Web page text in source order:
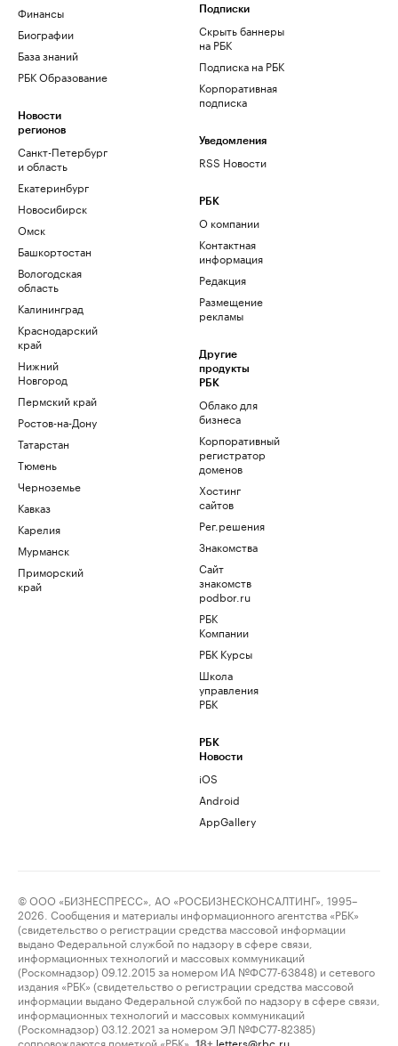
Финансы
Биографии
База знаний
РБК Образование
Новости
регионов
Санкт-Петербург
и область
Екатеринбург
Новосибирск
Омск
Башкортостан
Вологодская
область
Калининград
Краснодарский
край
Нижний
Новгород
Пермский край
Ростов-на-Дону
Татарстан
Тюмень
Черноземье
Кавказ
Карелия
Мурманск
Приморский
край
Подписки
Скрыть баннеры
на РБК
Подписка на РБК
Корпоративная
подписка
Уведомления
RSS Новости
РБК
О компании
Контактная
информация
Редакция
Размещение
рекламы
Другие
продукты
РБК
Облако для
бизнеса
Корпоративный
регистратор
доменов
Хостинг
сайтов
Рег.решения
Знакомства
Сайт
знакомств
podbor.ru
РБК
Компании
РБК Курсы
Школа
управления
РБК
РБК
Новости
iOS
Android
AppGallery
© ООО «БИЗНЕСПРЕСС», АО «РОСБИЗНЕСКОНСАЛТИНГ», 1995–
2026. Сообщения и материалы информационного агентства «РБК»
(свидетельство о регистрации средства массовой информации
выдано Федеральной службой по надзору в сфере связи,
информационных технологий и массовых коммуникаций
(Роскомнадзор) 09.12.2015 за номером ИА №ФС77-63848) и сетевого
издания «РБК» (свидетельство о регистрации средства массовой
информации выдано Федеральной службой по надзору в сфере связи,
информационных технологий и массовых коммуникаций
(Роскомнадзор) 03.12.2021 за номером ЭЛ №ФС77-82385)
сопровождаются пометкой «РБК».
letters@rbc.ru